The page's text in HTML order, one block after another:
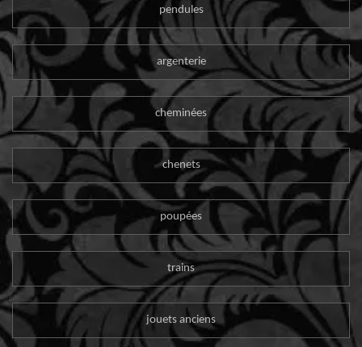
pendules
argenterie
cheminées
chenets
poupées
trains
jouets anciens